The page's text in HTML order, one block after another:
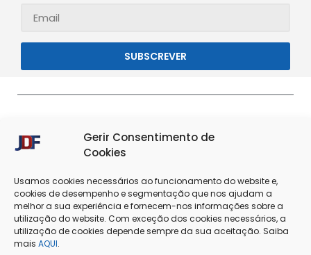
Gerir Consentimento de
Cookies
Usamos cookies necessários ao funcionamento do website e,
cookies de desempenho e segmentação que nos ajudam a
melhor a sua experiência e fornecem-nos informações sobre a
utilização do website. Com exceção dos cookies necessários, a
utilização de cookies depende sempre da sua aceitação. Saiba
mais AQUI.
SUBSCREVER
Termos & Condições
Política de Privacidade
Política de Cookies